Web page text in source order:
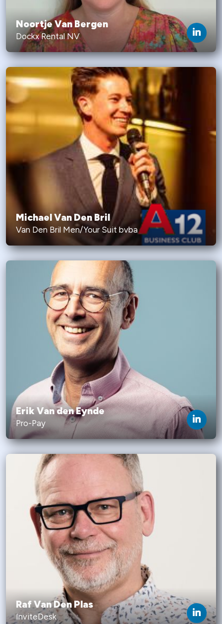
Noortje Van Bergen
Dockx Rental NV
Michael Van Den Bril
Van Den Bril Men/Your Suit bvba
Erik Van den Eynde
Pro-Pay
Raf Van Den Plas
InviteDesk